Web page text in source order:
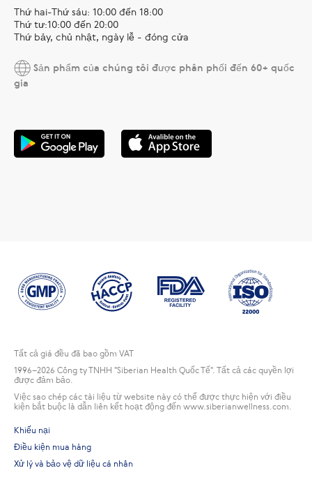
Thứ hai-Thứ sáu: 10:00 đến 18:00
Thứ tư:10:00 đến 20:00
Thứ bảy, chủ nhật, ngày lễ - đóng cửa
Sản phẩm của chúng tôi được phân phối đến 60+ quốc
gia
Tất cả giá đều đã bao gồm VAT
1996–2026 Công ty TNHH "Siberian Health Quốc Tế". Tất cả các quyền lợi
được đảm bảo.
Việc sao chép các tài liệu từ website này có thể được thực hiện với điều
kiện bắt buộc là dẫn liên kết hoạt động đến www.siberianwellness.com.
Khiếu nại
Điều kiện mua hàng
Xử lý và bảo vệ dữ liệu cá nhân